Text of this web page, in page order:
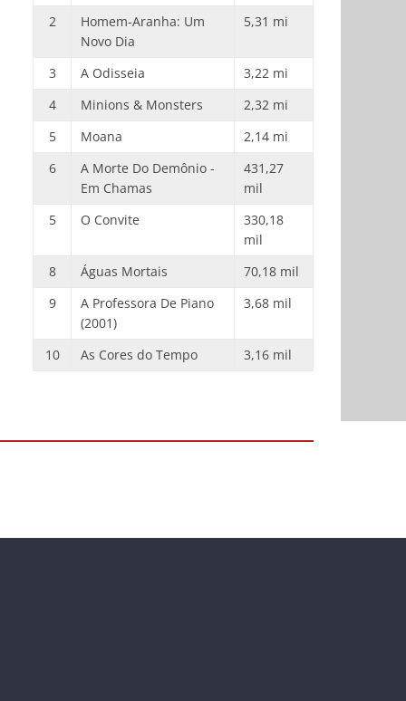
2
Homem-Aranha: Um
Novo Dia
5,31 mi
3 A Odisseia
3,22 mi
4
Minions & Monsters
2,32 mi
5
Moana
2,14 mi
6
A Morte Do Demônio -
Em Chamas
431,27
mil
5
O Convite
330,18
mil
8
Águas Mortais
70,18 mil
9
A Professora De Piano
(2001)
3,68 mil
10 As Cores do Tempo 3,16 mil